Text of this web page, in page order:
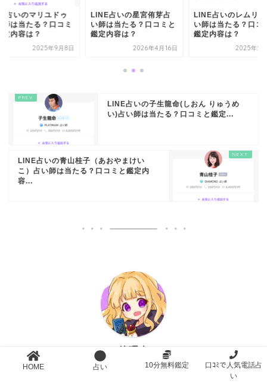
占いのマリユドゥ
師は当たる？口コミ
定内容は？
2025年9月8日
LINE占いの星宮侑芽占
い師は当たる？口コミと
鑑定内容は？
2026年4月16日
LINE占いのレムリ
い師は当たる？口コ
鑑定内容は？
2025年5
LINE占いの子生龍命(しおん りゅうめ
い)占い師は当たる？口コミと鑑定...
LINE占いの青山桂子（あおやまけい
こ）占い師は当たる？口コミと鑑定内
容...
HOME 占い 10分無料鑑定
口ｺﾐで人気電話占
い